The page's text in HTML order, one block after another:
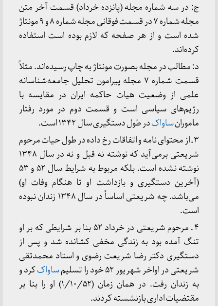
ج: در سه شماره مجله (پانزده خرداد) قسمت آخر متن
مجله شماره ۷ در قسمت فوقانی مجله شماره ۸ و ۹ مونتاژ
شده است و از هر صفحه که لازم بوده است استفاده
کرده‌اند.
د: مطالب در مجله بصورت مونتاژ به چاپ رسیده‌اند. مثلاً
قسمت شماره ۷ مجله پیرامون تحلیل جامعه‌شناسانه
علمی از وضعیت هیات حاکمه ایران در مقایسه با
رژیم‌های سیاسی است و قسمت دوم در مورد رفتار
مامورانساواکدر طول دستگیری سال ۱۳۴۲ است.
۳ ـ از محتوای نامه و اتفاقات رخ داده در طول حیات مرحوم
شریعتی برمی‌آید که نوشته نه قبل و نه در سال ۱۳۴۸
نوشته نشده است. بلکه مربوط به شرایط سال ۵۲ و ۵۳
(آخرین دستگیری و بازداشت او تا هنگام وفات او)
می‌باشد. چه شریعتی اساساً در سال ۱۳۴۸ زندان نبوده
است.
۴ ـ مرحوم شریعتی در خرداد ۵۲ بنا بر شرایطی که بر او
تنگ آمده بود به زندگی مخفی کشانده شد و پس از
دستگیری دکتر رضا شریعت رضوی و استاد محمدتقی
شریعتی در اواخر شهریور ۵۲ خود را تسلیم
ساواککرد و
به زندان رفت. در همان زمان (۱/۱۰/۵۲) او را بنا بر
مقتضیات اداری بازنشسته کردند.